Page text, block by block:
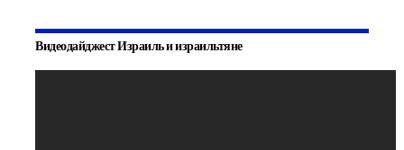
Видеодайджест Израиль и израильтяне